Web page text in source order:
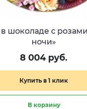
шоколаде с
ночи»
8 004 руб.
Купить в 1 клик
В корзину